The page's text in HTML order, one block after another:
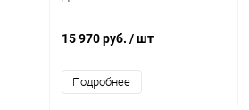
15 970 руб. / шт
Подробнее